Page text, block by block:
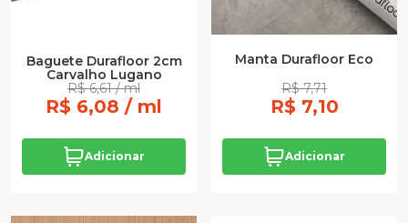
Baguete Durafloor 2cm
Carvalho Lugano
R$ 6,61 / ml
R$ 6,08 / ml
Adicionar
Manta Durafloor Eco
R$ 7,71
R$ 7,10
Adicionar